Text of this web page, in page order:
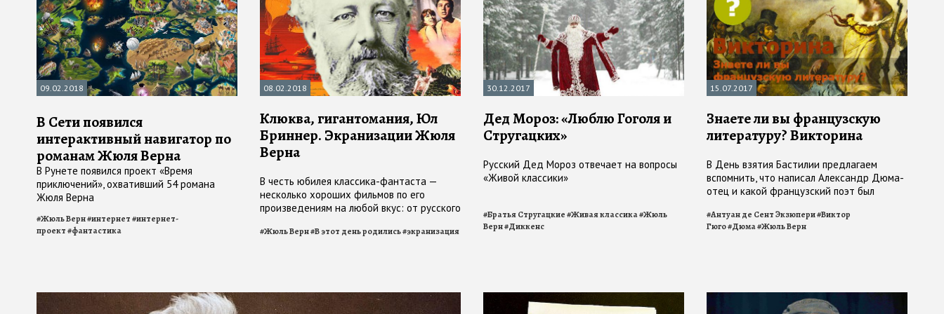
09.02.2018
В Сети появился
интерактивный навигатор по
романам Жюля Верна
В Рунете появился проект «Время
приключений», охвативший 54 романа
Жюля Верна
#Жюль Верн#интернет#интернет-
проект#фантастика
08.02.2018
Клюква, гигантомания, Юл
Бриннер. Экранизации Жюля
Верна
В честь юбилея классика-фантаста —
несколько хороших фильмов по его
произведениям на любой вкус: от русского
орешка»
#Жюль Верн#В этот день родились#экранизация
30.12.2017
Дед Мороз: «Люблю Гоголя и
Стругацких»
Русский Дед Мороз отвечает на вопросы
«Живой классики»
#Братья Стругацкие#Живая классика#Жюль
Верн#Диккенс
15.07.2017
Знаете ли вы французскую
литературу? Викторина
В День взятия Бастилии предлагаем
вспомнить, что написал Александр Дюма-
отец и какой французский поэт был
#Антуан де Сент Экзюпери#Виктор
Гюго#Дюма#Жюль Верн